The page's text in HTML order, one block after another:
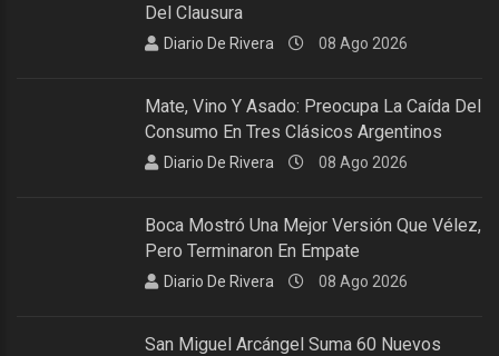
Del Clausura
Diario De Rivera 08 Ago 2026
Mate, Vino Y Asado: Preocupa La Caída Del
Consumo En Tres Clásicos Argentinos
Diario De Rivera 08 Ago 2026
Boca Mostró Una Mejor Versión Que Vélez,
Pero Terminaron En Empate
Diario De Rivera 08 Ago 2026
San Miguel Arcángel Suma 60 Nuevos